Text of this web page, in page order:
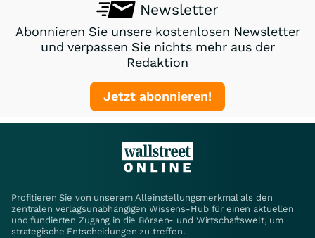
Newsletter
Abonnieren Sie unsere kostenlosen Newsletter
und verpassen Sie nichts mehr aus der
Redaktion
Jetzt abonnieren!
Profitieren Sie von unserem Alleinstellungsmerkmal als den
zentralen verlagsunabhängigen Wissens-Hub für einen aktuellen
und fundierten Zugang in die Börsen- und Wirtschaftswelt, um
strategische Entscheidungen zu treffen.